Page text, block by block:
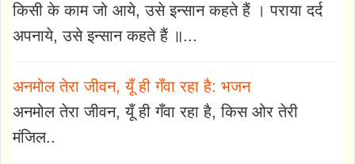
किसी के काम जो आये, उसे इन्सान कहते हैं । पराया दर्द
अपनाये, उसे इन्सान कहते हैं ॥...
अनमोल तेरा जीवन, यूँ ही गँवा रहा है: भजन
अनमोल तेरा जीवन, यूँ ही गँवा रहा है, किस ओर तेरी
मंजिल..